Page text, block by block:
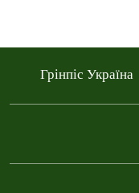
Грінпіс Україна